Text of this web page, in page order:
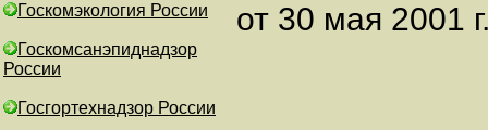
Госкомэкология России
Госкомсанэпиднадзор
России
Госгортехнадзор России
от 30 мая 2001